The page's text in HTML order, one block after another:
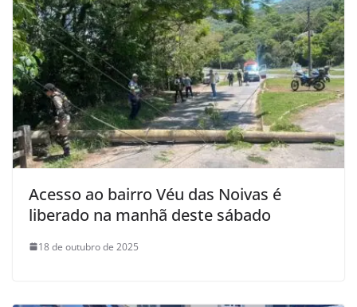
Acesso ao bairro Véu das Noivas é
liberado na manhã deste sábado
18 de outubro de 2025